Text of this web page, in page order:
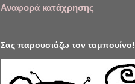
Αναφορά κατάχρησης
Σας παρουσιάζω τον ταμπουίνο!